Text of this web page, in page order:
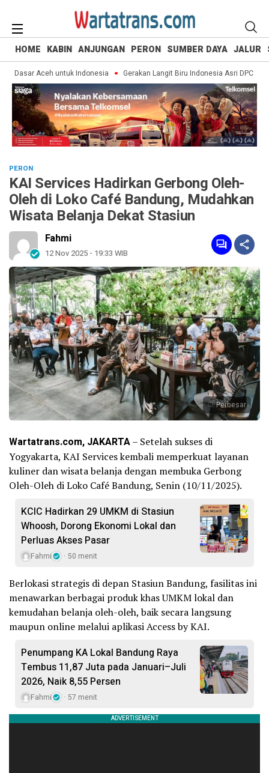
HOME KABIN ANJUNGAN PERON SUMBER DAYA JALUR
Dasar Aceh untuk Indonesia Gerakan Langit Biru Indonesia Asri DPC
PERON
KAI Services Hadirkan Gerbong Oleh-
Oleh di Loko Café Bandung, Mudahkan
Wisata Belanja Dekat Stasiun
Fahmi
12 Nov 2025 - 19:33 WIB
Perbesar
Wartatrans.com, JAKARTA– Setelah sukses di
Yogyakarta, KAI Services kembali memperkuat layanan
kuliner dan wisata belanja dengan membuka Gerbong
Oleh-Oleh di Loko Café Bandung, Senin (10/11/2025).
KCIC Hadirkan 29 UMKM di Stasiun
Whoosh, Dorong Ekonomi Lokal dan
Perluas Akses Pasar
Fahmi 50 menit
Berlokasi strategis di depan Stasiun Bandung, fasilitas ini
menawarkan berbagai produk khas UMKM lokal dan
kemudahan belanja oleh-oleh, baik secara langsung
maupun online melalui aplikasi Access by KAI.
Penumpang KA Lokal Bandung Raya
Tembus 11,87 Juta pada Januari–Juli
2026, Naik 8,55 Persen
Fahmi 57 menit